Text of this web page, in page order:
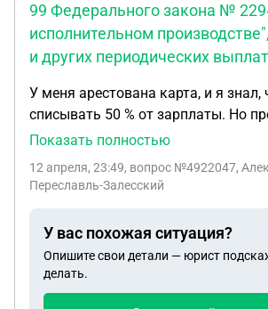
99 Федерального закона №
исполнительном
и других периодических выплат
У меня арестована карта, и я знал,
списывать 50 % от зарплаты. Но
следующее: пришло два
(OZON) сделал так: 13 тыс. руб. (6
так: «По п. 4 ст. 99 Федерального закона №
229‑ФЗ „Об исполнительном
зарплаты и других периодических
Показать полностью
12 апреля, 23:49, вопрос №4922047,
Переславль-Залесский
У вас похожая ситуация?
Опишите свои детали — юрист
делать.